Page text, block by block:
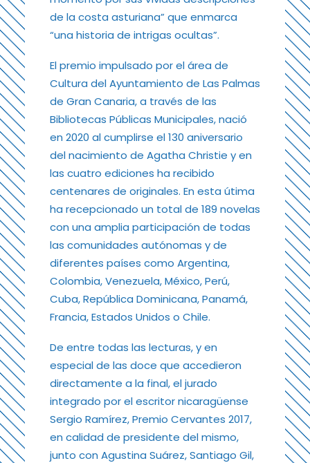
de la costa asturiana” que enmarca
“una historia de intrigas ocultas”.
El premio impulsado por el área de
Cultura del Ayuntamiento de Las Palmas
de Gran Canaria, a través de las
Bibliotecas Públicas Municipales, nació
en 2020 al cumplirse el 130 aniversario
del nacimiento de Agatha Christie y en
las cuatro ediciones ha recibido
centenares de originales. En esta útima
ha recepcionado un total de 189 novelas
con una amplia participación de todas
las comunidades autónomas y de
diferentes países como Argentina,
Colombia, Venezuela, México, Perú,
Cuba, República Dominicana, Panamá,
Francia, Estados Unidos o Chile.
De entre todas las lecturas, y en
especial de las doce que accedieron
directamente a la final, el jurado
integrado por el escritor nicaragüense
Sergio Ramírez, Premio Cervantes 2017,
en calidad de presidente del mismo,
junto con Agustina Suárez, Santiago Gil,